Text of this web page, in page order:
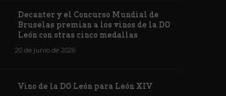
Decanter y el Concurso Mundial de
Bruselas premian a los vinos de la DO
León con otras cinco medallas
20 de junio de 2026
Vino de la DO León para León XIV